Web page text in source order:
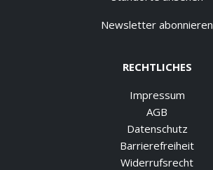
Newsletter abonnieren
RECHTLICHES
Impressum
AGB
Datenschutz
Barrierefreiheit
Widerrufsrecht